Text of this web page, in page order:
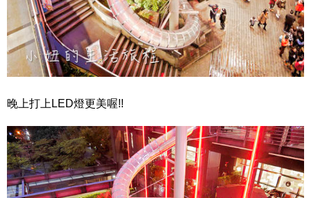
晚上打上LED燈更美喔!!